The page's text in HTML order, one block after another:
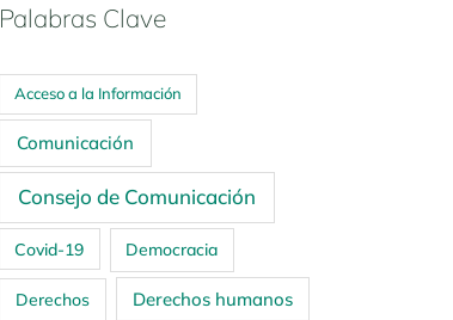
Palabras Clave
Acceso a la Información
Comunicación
Consejo de Comunicación
Covid-19 Democracia
Derechos Derechos humanos